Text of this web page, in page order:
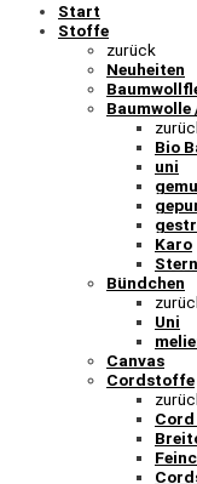
Start
Stoffe
zurück
Neuheiten
Baumwolle
Bio
uni
Karo
Bündchen
Uni
Canvas
Cordstoffe